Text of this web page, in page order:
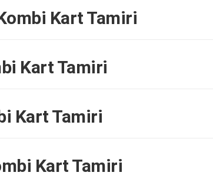
Kart Tamiri
Kart Tamiri
Kart Tamiri
Kart Tamiri